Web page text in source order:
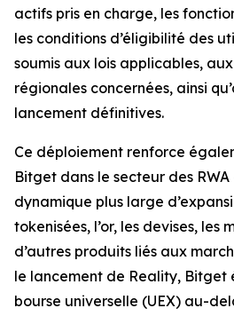
actifs pris en charge, les
les conditions d’éligibilité des
soumis aux lois applicables,
régionales concernées, ainsi
lancement définitives.
Ce déploiement renforce
Bitget dans le secteur des RWA
dynamique plus large
tokenisées, l’or, les devises, les
d’autres produits liés aux
le lancement de Reality, Bitget
bourse universelle (UEX) au-